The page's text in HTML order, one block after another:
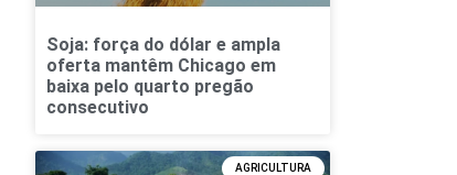
Soja: força do dólar e ampla
oferta mantêm Chicago em
baixa pelo quarto pregão
consecutivo
AGRICULTURA